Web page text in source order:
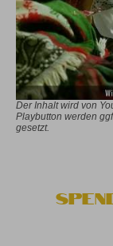
Der Inhalt wird von
Playbutton werden
gesetzt.